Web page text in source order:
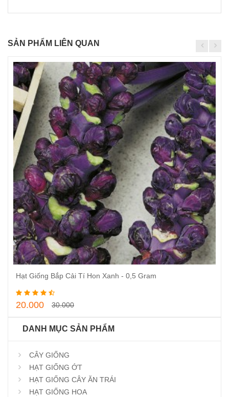
SẢN PHẨM LIÊN QUAN
Thêm vào giỏ hàng
Hạt Giống Bắp Cải Tí Hon Xanh - 0,5 Gram
20.000 30.000
DANH MỤC SẢN PHẨM
CÂY GIỐNG
HẠT GIỐNG ỚT
HẠT GIỐNG CÂY ĂN TRÁI
HẠT GIỐNG HOA